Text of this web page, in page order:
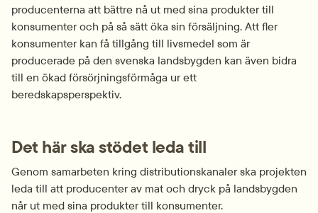
producenterna att bättre nå ut med sina produkter till
konsumenter och på så sätt öka sin försäljning. Att fler
konsumenter kan få tillgång till livsmedel som är
producerade på den svenska landsbygden kan även bidra
till en ökad försörjnings­förmåga ur ett
beredskapsperspektiv.
Det här ska stödet leda till
Genom samarbeten kring distributionskanaler ska projekten
leda till att producenter av mat och dryck på landsbygden
når ut med sina produkter till konsumenter.